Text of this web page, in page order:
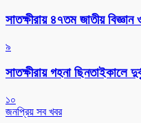
সাতক্ষীরায় ৪৭তম জাতীয়
৯
সাতক্ষীরায় গহনা ছিনতাইকালে
১০
জনপ্রিয় সব খবর